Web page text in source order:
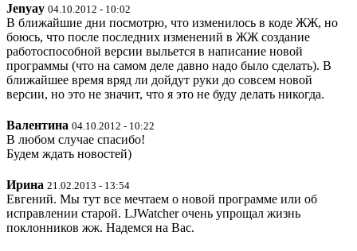
Jenyay 04.10.2012 - 10:02
В ближайшие дни посмотрю, что изменилось в коде ЖЖ, но
боюсь, что после последних изменений в ЖЖ создание
работоспособной версии выльется в написание новой
программы (что на самом деле давно надо было сделать). В
ближайшее время вряд ли дойдут руки до совсем новой
версии, но это не значит, что я это не буду делать никогда.
Валентина 04.10.2012 - 10:22
В любом случае спасибо!
Будем ждать новостей)
Ирина 21.02.2013 - 13:54
Евгений. Мы тут все мечтаем о новой программе или об
исправлении старой. LJWatcher очень упрощал жизнь
поклонников жж. Надемся на Вас.